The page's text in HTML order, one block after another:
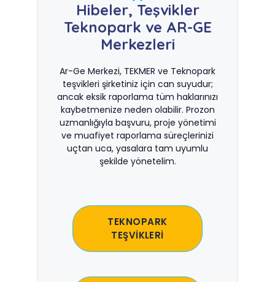
Hibeler, Teşvikler
Teknopark ve AR-GE
Merkezleri
Ar-Ge Merkezi, TEKMER ve Teknopark
teşvikleri şirketiniz için can suyudur;
ancak eksik raporlama tüm haklarınızı
kaybetmenize neden olabilir. Prozon
uzmanlığıyla başvuru, proje yönetimi
ve muafiyet raporlama süreçlerinizi
uçtan uca, yasalara tam uyumlu
şekilde yönetelim.
TEKNOPARK
TEŞVİKLERİ